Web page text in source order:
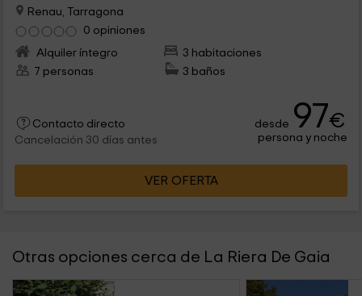
Renau, Tarragona
0 opiniones
Alquiler íntegro
3 habitaciones
7 personas
3 baños
Contacto directo
Cancelación 30 días antes
desde 97€
persona y noche
VER OFERTA
Otras opciones cerca de La Riera De Gaia